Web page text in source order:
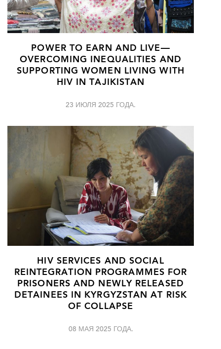
POWER TO EARN AND LIVE—
OVERCOMING INEQUALITIES AND
SUPPORTING WOMEN LIVING WITH
HIV IN TAJIKISTAN
23 ИЮЛЯ 2025 ГОДА.
HIV SERVICES AND SOCIAL
REINTEGRATION PROGRAMMES FOR
PRISONERS AND NEWLY RELEASED
DETAINEES IN KYRGYZSTAN AT RISK
OF COLLAPSE
08 МАЯ 2025 ГОДА.